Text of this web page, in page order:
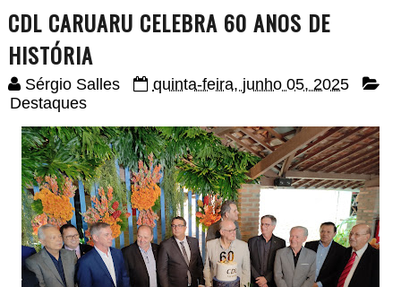
CDL CARUARU CELEBRA 60 ANOS DE
HISTÓRIA
Sérgio Salles
quinta-feira, junho 05, 2025
Destaques